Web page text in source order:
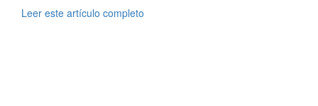
Leer este artículo completo